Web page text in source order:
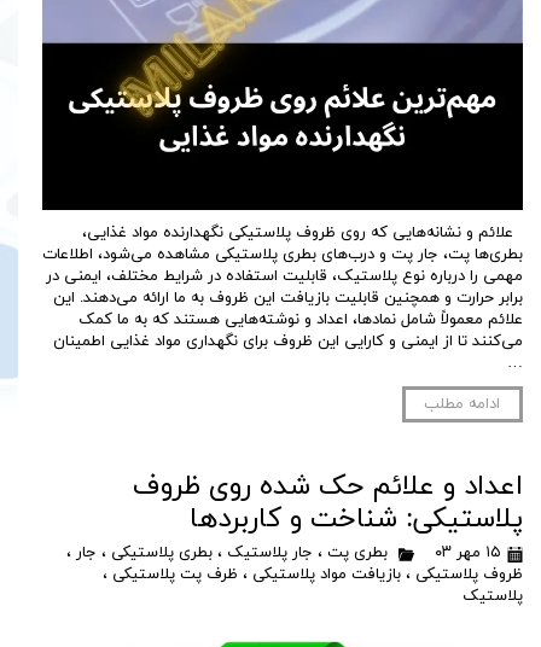
علائم و نشانه‌هایی که روی ظروف پلاستیکی نگهدارنده مواد غذایی،
بطری‌ها پت، جار پت و درب‌های بطری پلاستیکی مشاهده می‌شود، اطلاعات
مهمی را درباره نوع پلاستیک، قابلیت استفاده در شرایط مختلف، ایمنی در
برابر حرارت و همچنین قابلیت بازیافت این ظروف به ما ارائه می‌دهند. این
علائم معمولاً شامل نمادها، اعداد و نوشته‌هایی هستند که به ما کمک
می‌کنند تا از ایمنی و کارایی این ظروف برای نگهداری مواد غذایی اطمینان
…
ادامه مطلب
اعداد و علائم حک شده روی ظروف
پلاستیکی: شناخت و کاربردها
۱۵ مهر ۰۳ بطری پت ، جار پلاستیک ، بطری پلاستیکی ، جار ،
ظروف پلاستیکی ، بازیافت مواد پلاستیکی ، ظرف پت پلاستیکی ،
پلاستیک